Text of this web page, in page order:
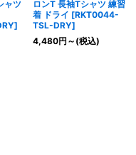
ャツ
]
ロンT 長袖Tシャツ 練習
着 ドライ [RKT0044-
TSL-DRY]
4,480円 ～ (税込)